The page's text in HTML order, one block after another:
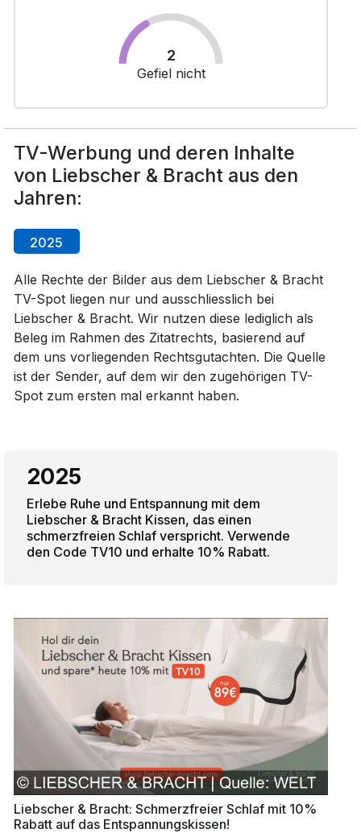
2
Gefiel nicht
TV-Werbung und deren Inhalte
von Liebscher & Bracht aus den
Jahren:
2025
Alle Rechte der Bilder aus dem Liebscher & Bracht
TV-Spot liegen nur und ausschliesslich bei
Liebscher & Bracht. Wir nutzen diese lediglich als
Beleg im Rahmen des Zitatrechts, basierend auf
dem uns vorliegenden Rechtsgutachten. Die Quelle
ist der Sender, auf dem wir den zugehörigen TV-
Spot zum ersten mal erkannt haben.
2025
Erlebe Ruhe und Entspannung mit dem
Liebscher & Bracht Kissen, das einen
schmerzfreien Schlaf verspricht. Verwende
den Code TV10 und erhalte 10% Rabatt.
Liebscher & Bracht: Schmerzfreier Schlaf mit 10%
Rabatt auf das Entspannungskissen!